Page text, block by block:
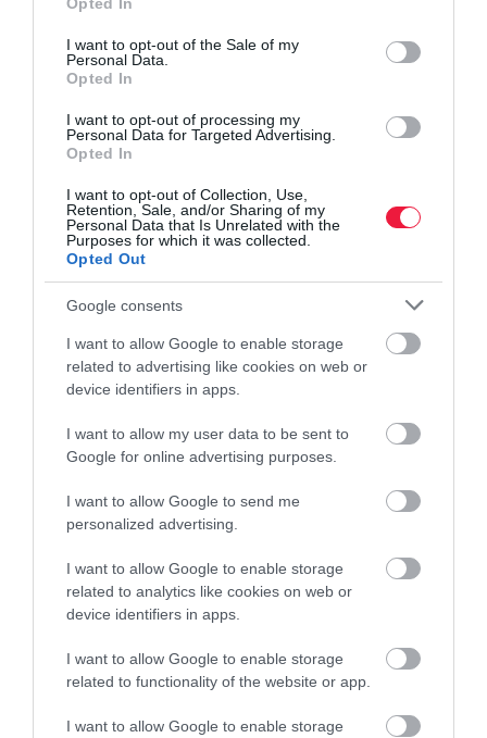
use your data for below specified purposes in below Google
consent section.
I want to opt-out of the Sale of my
Personal Data.
Opted In
I want to opt-out of processing my
Personal Data for Targeted Advertising.
Opted In
I want to opt-out of Collection, Use,
Retention, Sale, and/or Sharing of my
Personal Data that Is Unrelated with the
Purposes for which it was collected.
Opted Out
Google consents
I want to allow Google to enable storage
related to advertising like cookies on web or
device identifiers in apps.
I want to allow my user data to be sent to
Google for online advertising purposes.
I want to allow Google to send me
personalized advertising.
I want to allow Google to enable storage
related to analytics like cookies on web or
device identifiers in apps.
I want to allow Google to enable storage
related to functionality of the website or app.
I want to allow Google to enable storage
Kitől kérünk kölcsön, ha megszorulunk? Nem a
bank az első
mégis pénzügyi segítségre szorul, továbbra is a családhoz fordul